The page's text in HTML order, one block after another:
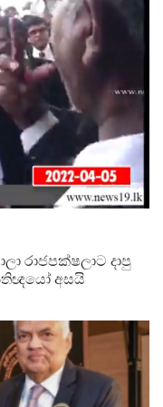
රාජපක්ෂලාට දාපු
ඇයි….? – නිතිඥයෝ අසයි